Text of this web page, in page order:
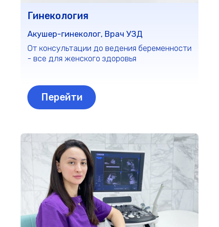
В нашей клинике проводятболее 4000
анализов.
Взятие материалов
исследования - бесплатно
Медицинские анализы
Перейти